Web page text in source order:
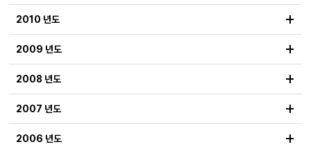
2010 년도 +
2009 년도 +
2008 년도 +
2007 년도 +
2006 년도 +